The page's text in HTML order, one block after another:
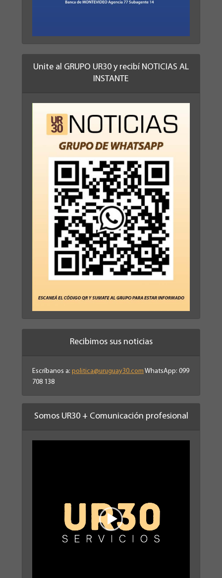
Unite al GRUPO UR30 y recibí NOTICIAS AL
INSTANTE
Recibimos sus noticias
Escríbanos a: politica@uruguay30.com WhatsApp: 099
708 138
Somos UR30 + Comunicación profesional